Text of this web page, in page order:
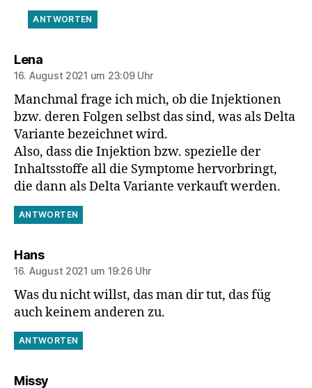
ANTWORTEN
Lenasagt:
16. August 2021 um 23:09 Uhr
Manchmal frage ich mich, ob die Injektionen
bzw. deren Folgen selbst das sind, was als Delta
Variante bezeichnet wird.
Also, dass die Injektion bzw. spezielle der
Inhaltsstoffe all die Symptome hervorbringt,
die dann als Delta Variante verkauft werden.
ANTWORTEN
Hanssagt:
16. August 2021 um 19:26 Uhr
Was du nicht willst, das man dir tut, das füg
auch keinem anderen zu.
ANTWORTEN
Missysagt: